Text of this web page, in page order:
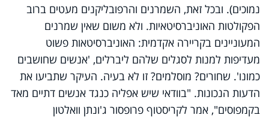
נמוכים). ובכל זאת, השמרנים והרפובליקנים מעטים ברוב
הפקולטות האוניברסיטאיות. ולא משום שאין שמרנים
המעוניינים בקריירה אקדמית: האוניברסיטאות פשוט
מעדיפות למנות לסגלים שלהם ליברלים, 'אנשים שחושבים
כמונו'. שחורים? מוסלמים? זו לא בעיה. העיקר שתביעו את
הדעות הנכונות. "בוודאי שיש אפליה כנגד אנשים דתיים מאד
בקמפוסים", אמר לקריסטוף פרופסור ג'ונתן וואלטון